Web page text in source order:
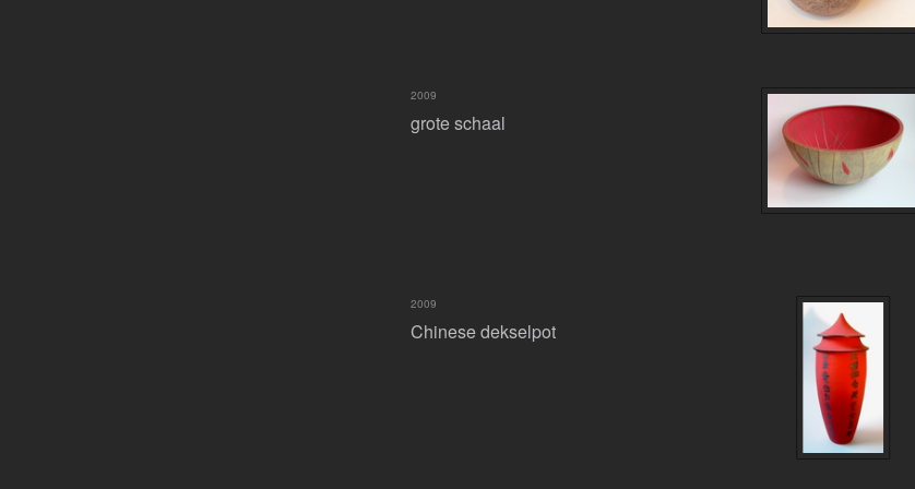
grote schaal
2009
Chinese dekselpot
2009